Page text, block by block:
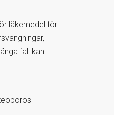
läkemedel för
fall kan